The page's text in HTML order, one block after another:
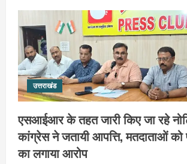
उत्तराखंड
एसआईआर के तहत जारी किए जा रहे
कांग्रेस ने जतायी आपत्ति, मतदाताओं
का लगाया आरोप
5
जिला जेल में गूंजा मां गंगा का
संगीतमय कथा से कैदियों को
संदेश
August 5, 2026
1
उत्तराखंड
हरिद्वार के नेताओं को
नए चेहरे
August 7, 2026